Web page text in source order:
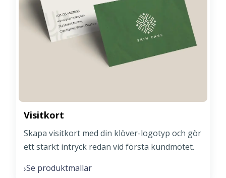
Visitkort
Skapa visitkort med din klöver-logotyp och gör
ett starkt intryck redan vid första kundmötet.
›Se produktmallar